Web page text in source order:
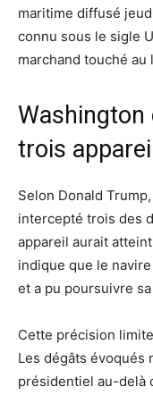
maritime diffusé
connu sous le sigle
marchand touché au
trois
Selon Donald
intercepté trois des
appareil aurait
indique que le
et a pu poursuivre
Cette précision
Les dégâts évoqués
présidentiel au-delà